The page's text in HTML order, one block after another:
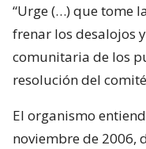
“Urge (…) que tome
frenar los desalojos
comunitaria de los
resolución del
El organismo
noviembre de 2006,